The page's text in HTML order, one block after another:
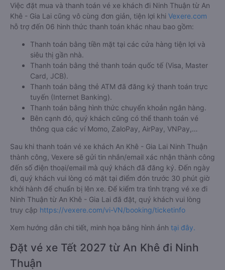
Việc đặt mua và thanh toán vé xe khách đi Ninh Thuận từ An
Khê - Gia Lai cũng vô cùng đơn giản, tiện lợi khi Vexere.com
hỗ trợ đến 06 hình thức thanh toán khác nhau bao gồm:
Thanh toán bằng tiền mặt tại các cửa hàng tiện lợi và
siêu thị gần nhà.
Thanh toán bằng thẻ thanh toán quốc tế (Visa, Master
Card, JCB).
Thanh toán bằng thẻ ATM đã đăng ký thanh toán trực
tuyến (Internet Banking).
Thanh toán bằng hình thức chuyển khoản ngân hàng.
Bên cạnh đó, quý khách cũng có thể thanh toán vé
thông qua các ví Momo, ZaloPay, AirPay, VNPay,…
Sau khi thanh toán vé xe khách An Khê - Gia Lai Ninh Thuận
thành công, Vexere sẽ gửi tin nhắn/email xác nhận thành công
đến số điện thoại/email mà quý khách đã đăng ký. Đến ngày
đi, quý khách vui lòng có mặt tại điểm đón trước 30 phút giờ
khởi hành để chuẩn bị lên xe. Để kiểm tra tình trạng vé xe đi
Ninh Thuận từ An Khê - Gia Lai đã đặt, quý khách vui lòng
truy cập https://vexere.com/vi-VN/booking/ticketinfo
Xem hướng dẫn chi tiết, minh họa bằng hình ảnh tại đây.
Đặt vé xe Tết 2027 từ An Khê đi Ninh
Thuận